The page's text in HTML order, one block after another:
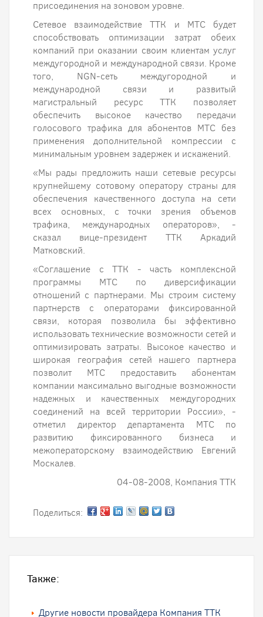
присоединения на зоновом уровне.
Сетевое взаимодействие ТТК и МТС будет
способствовать оптимизации затрат обеих
компаний при оказании своим клиентам услуг
междугородной и международной связи. Кроме
того, NGN-сеть междугородной и
международной связи и развитый
магистральный ресурс ТТК позволяет
обеспечить высокое качество передачи
голосового трафика для абонентов МТС без
применения дополнительной компрессии с
минимальным уровнем задержек и искажений.
«Мы рады предложить наши сетевые ресурсы
крупнейшему сотовому оператору страны для
обеспечения качественного доступа на сети
всех основных, с точки зрения объемов
трафика, международных операторов», -
сказал вице-президент ТТК Аркадий
Матковский.
«Соглашение с ТТК - часть комплексной
программы МТС по диверсификации
отношений с партнерами. Мы строим систему
партнерств с операторами фиксированной
связи, которая позволила бы эффективно
использовать технические возможности сетей и
оптимизировать затраты. Высокое качество и
широкая география сетей нашего партнера
позволит МТС предоставить абонентам
компании максимально выгодные возможности
надежных и качественных междугородних
соединений на всей территории России», -
отметил директор департамента МТС по
развитию фиксированного бизнеса и
межоператорскому взаимодействию Евгений
Москалев.
04-08-2008, Компания ТТК
Поделиться:
Также:
Другие новости провайдера Компания ТТК